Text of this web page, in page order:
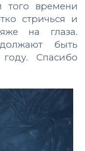
того времени
стричься и
на глаза.
быть
Спасибо